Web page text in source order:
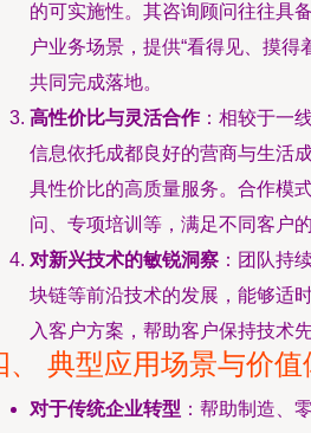
的可实施性。其咨询顾问往往具
户业务场景，提供“看得见、摸得
共同完成落地。
高性价比与灵活合作：相较于一
信息依托成都良好的营商与生活
具性价比的高质量服务。合作模
问、专项培训等，满足不同客户的
对新兴技术的敏锐洞察 ：团队持
块链等前沿技术的发展，能够适
入客户方案，帮助客户保持技术先
、 典型应用场景与价值
对于传统企业转型 ：帮助制造、